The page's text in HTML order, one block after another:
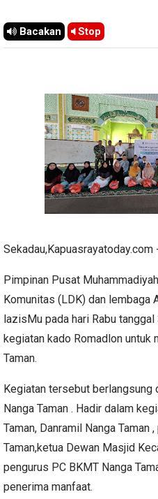
Bacakan Stop
Sekadau,Kapuasrayatoday.com
Pimpinan Pusat
Komunitas (LDK) dan lembaga
lazisMu pada hari Rabu
kegiatan kado Romadlon untuk
Taman.
Kegiatan tersebut
Nanga Taman . Hadir dalam
Taman, Danramil Nanga
Taman,ketua Dewan Masjid
pengurus PC BKMT Nanga
penerima manfaat.